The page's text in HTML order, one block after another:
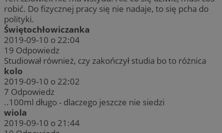
robić. Do fizycznej pracy się nie nadaje, to się pcha do
polityki.
Świętochłowiczanka
2019-09-10 o 22:04
19 Odpowiedz
Studiował również, czy zakończył studia bo to różnica
kolo
2019-09-10 o 22:02
7 Odpowiedz
..100ml długo - dlaczego jeszcze nie siedzi
wiola
2019-09-10 o 21:44